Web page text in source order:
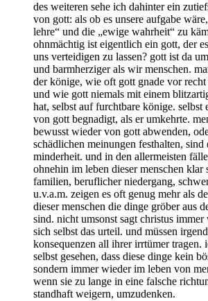
des weiteren sehe ich dahinter ein
von gott: als ob es unsere aufgabe
lehre“ und die „ewige wahrheit“ zu
ohnmächtig ist eigentlich ein gott, der
uns verteidigen zu lassen? gott ist da
und barmherziger als wir menschen.
der könige, wie oft gott gnade vor recht
und wie gott niemals mit einem
hat, selbst auf furchtbare könige. selbst
von gott begnadigt, als er umkehrte.
bewusst wieder von gott abwenden,
schädlichen meinungen festhalten, sind
minderheit. und in den allermeisten
ohnehin im leben dieser menschen klar
familien, beruflicher niedergang,
u.v.a.m. zeigen es oft genug mehr als
dieser menschen die dinge gröber aus
sind. nicht umsonst sagt christus immer
sich selbst das urteil. und müssen
konsequenzen all ihrer irrtümer tragen.
selbst gesehen, dass diese dinge kein
sondern immer wieder im leben von
wenn sie zu lange in eine falsche
standhaft weigern, umzudenken.